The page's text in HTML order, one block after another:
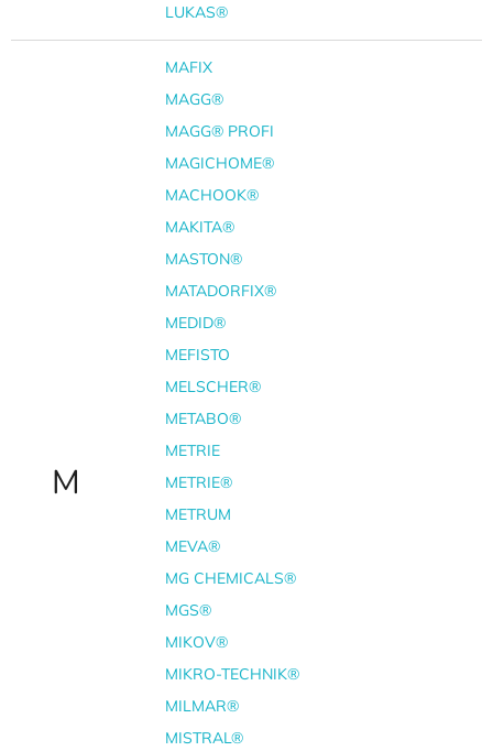
LUKAS®
M
MAFIX
MAGG®
MAGG® PROFI
MAGICHOME®
MACHOOK®
MAKITA®
MASTON®
MATADORFIX®
MEDID®
MEFISTO
MELSCHER®
METABO®
METRIE
METRIE®
METRUM
MEVA®
MG CHEMICALS®
MGS®
MIKOV®
MIKRO-TECHNIK®
MILMAR®
MISTRAL®